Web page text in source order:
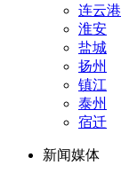
连云港
淮安
盐城
扬州
镇江
泰州
宿迁
新闻媒体